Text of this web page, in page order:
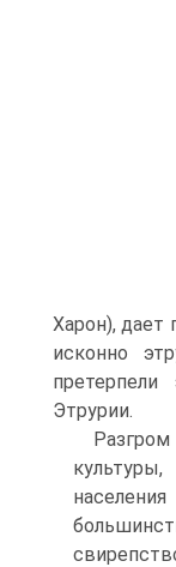
Харон), дает
исконно
Этрурии.